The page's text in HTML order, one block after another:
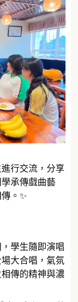
行交流，分享
承傳戲曲藝
。✨
學生隨即演唱
場大合唱，氣氛
傳的精神與濃